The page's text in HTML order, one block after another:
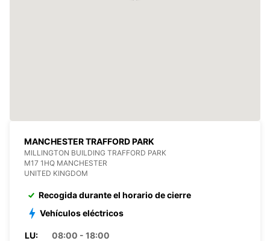
MANCHESTER TRAFFORD PARK
MILLINGTON BUILDING TRAFFORD PARK
M17 1HQ MANCHESTER
UNITED KINGDOM
Recogida durante el horario de cierre
Vehículos eléctricos
LU:
08:00 - 18:00